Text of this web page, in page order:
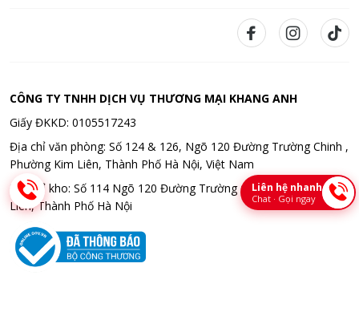
CÔNG TY TNHH DỊCH VỤ THƯƠNG MẠI KHANG ANH
Giấy ĐKKD: 0105517243
Địa chỉ văn phòng: Số 124 & 126, Ngõ 120 Đường Trường Chinh ,
Phường Kim Liên, Thành Phố Hà Nội, Việt Nam
Địa chỉ kho: Số 114 Ngõ 120 Đường Trường Chinh , Phường Kim
Liên, Thành Phố Hà Nội
Liên hệ nhanh
Chat · Gọi ngay